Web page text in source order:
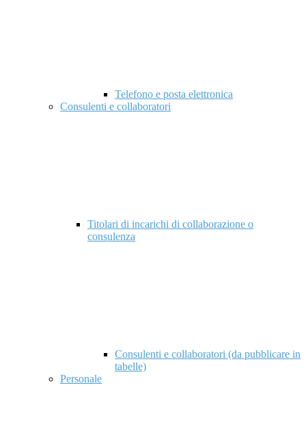
Telefono e posta elettronica
Consulenti e collaboratori
Titolari di incarichi di collaborazione o
consulenza
Consulenti e collaboratori (da pubblicare in
tabelle)
Personale